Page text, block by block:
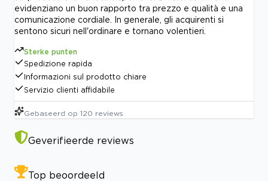
evidenziano un buon rapporto tra prezzo e qualità e una
comunicazione cordiale. In generale, gli acquirenti si
sentono sicuri nell'ordinare e tornano volentieri.
Sterke punten
Spedizione rapida
Informazioni sul prodotto chiare
Servizio clienti affidabile
Gebaseerd op 120 reviews
Geverifieerde reviews
Top beoordeeld